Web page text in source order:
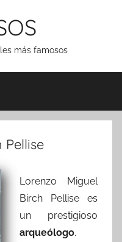
más famosos
Pellise
Lorenzo Miguel
Birch Pellise es
un prestigioso
arqueólogo.